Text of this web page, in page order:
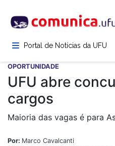
para
conteúdoPortal de Notícias da UFU
OPORTUNIDADE
UFU abre
cargos
Maioria das vagas é para
Por: Marco Cavalcanti